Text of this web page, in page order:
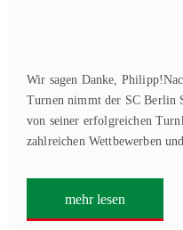
Wir sagen Danke,
Turnen nimmt der SC Berlin
von seiner erfolgreichen
zahlreichen Wettbewerben
mehr lesen